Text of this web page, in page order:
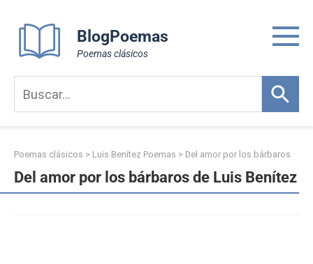
content
BlogPoemas
Poemas clásicos
Poemas clásicos > Luis Benítez Poemas > Del amor por los bárbaros
Del amor por los bárbaros de Luis Benítez